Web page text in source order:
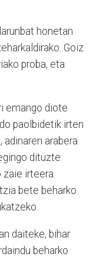
honetan
Goiz
proba, eta
emango diote
paolbidetik irten
arabera.
dituzte.
irteera.
bete beharko
daiteke, bihar
beharko